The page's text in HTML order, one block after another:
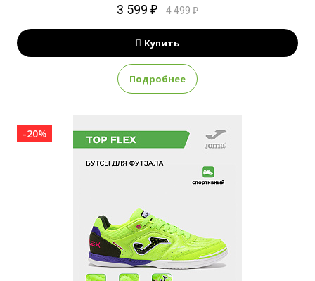
3 599 ₽ 4 499 ₽
Купить
Подробнее
-20%